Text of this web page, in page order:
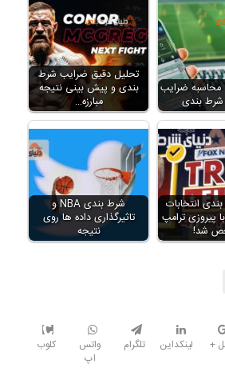
تحلیل دقیق ضرایب شرط
بندی و پیش بینی نتیجه
مبارزه…
ضرایب
شرط بندی
شرط بندی NBA و
تاثیرگذاری داده ها روی
نتیجه
انتخابات
با پیروزی ترامپ
شد!
+ لینکداین تلگرام
واتس
اپ
کلوب